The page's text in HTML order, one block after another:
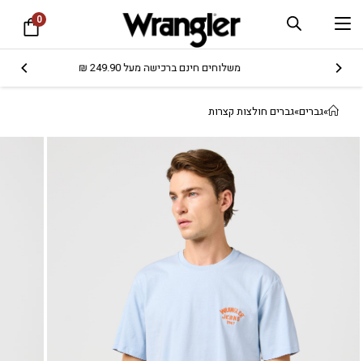
0
משלוחים חינם ברכישה מעל 249.90 ₪
»גברים»גברים חולצות קצרות